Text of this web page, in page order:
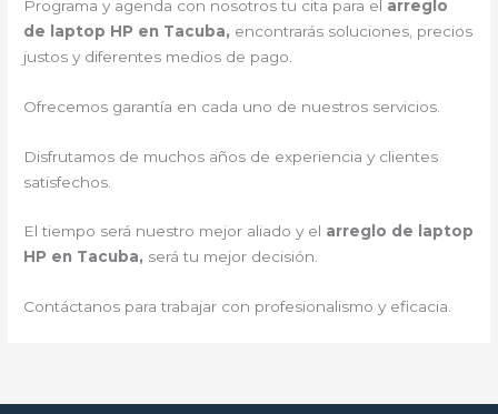
Programa y agenda con nosotros tu cita para el arreglo
de laptop HP en Tacuba, encontrarás soluciones, precios
justos y diferentes medios de pago.
Ofrecemos garantía en cada uno de nuestros servicios.
Disfrutamos de muchos años de experiencia y clientes
satisfechos.
El tiempo será nuestro mejor aliado y el arreglo de laptop
HP en Tacuba, será tu mejor decisión.
Contáctanos para trabajar con profesionalismo y eficacia.